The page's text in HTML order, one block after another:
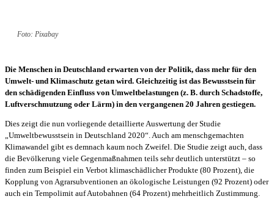
Foto: Pixabay
Die Menschen in Deutschland erwarten von der Politik, dass mehr für den
Umwelt- und Klimaschutz getan wird. Gleichzeitig ist das Bewusstsein für
den schädigenden Einfluss von Umweltbelastungen (z. B. durch Schadstoffe,
Luftverschmutzung oder Lärm) in den vergangenen 20 Jahren gestiegen.
Dies zeigt die nun vorliegende detaillierte Auswertung der Studie
„Umweltbewusstsein in Deutschland 2020“. Auch am menschgemachten
Klimawandel gibt es demnach kaum noch Zweifel. Die Studie zeigt auch, dass
die Bevölkerung viele Gegenmaßnahmen teils sehr deutlich unterstützt – so
finden zum Beispiel ein Verbot klimaschädlicher Produkte (80 Prozent), die
Kopplung von Agrarsubventionen an ökologische Leistungen (92 Prozent) oder
auch ein Tempolimit auf Autobahnen (64 Prozent) mehrheitlich Zustimmung.